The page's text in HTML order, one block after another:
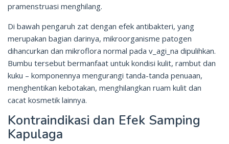
pramenstruasi menghilang.
Di bawah pengaruh zat dengan efek antibakteri, yang
merupakan bagian darinya, mikroorganisme patogen
dihancurkan dan mikroflora normal pada v_agi_na dipulihkan.
Bumbu tersebut bermanfaat untuk kondisi kulit, rambut dan
kuku – komponennya mengurangi tanda-tanda penuaan,
menghentikan kebotakan, menghilangkan ruam kulit dan
cacat kosmetik lainnya.
Kontraindikasi dan Efek Samping
Kapulaga